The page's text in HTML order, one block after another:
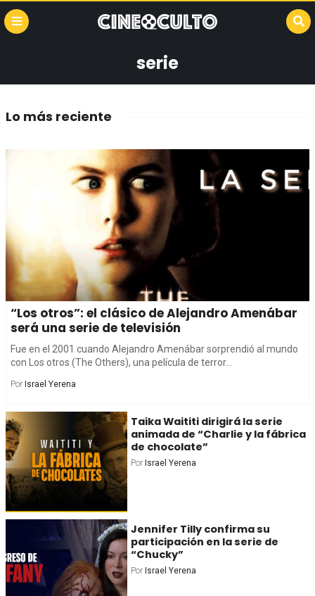
serie
Lo más reciente
“Los otros”: el clásico de Alejandro Amenábar
será una serie de televisión
Fue en el 2001 cuando Alejandro Amenábar sorprendió al mundo
con Los otros (The Others), una película de terror...
Por Israel Yerena
Taika Waititi dirigirá la serie
animada de “Charlie y la fábrica
de chocolate”
Por Israel Yerena
Jennifer Tilly confirma su
participación en la serie de
“Chucky”
Por Israel Yerena